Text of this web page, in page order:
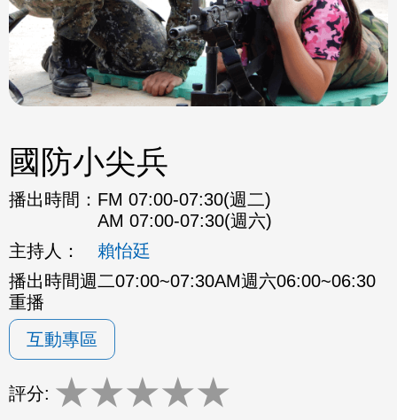
國防小尖兵
播出時間： FM 07:00-07:30(週二)
AM 07:00-07:30(週六)
主持人：
賴怡廷
播出時間週二07:00~07:30AM週六06:00~06:30
重播
互動專區
評分: ★★★★★